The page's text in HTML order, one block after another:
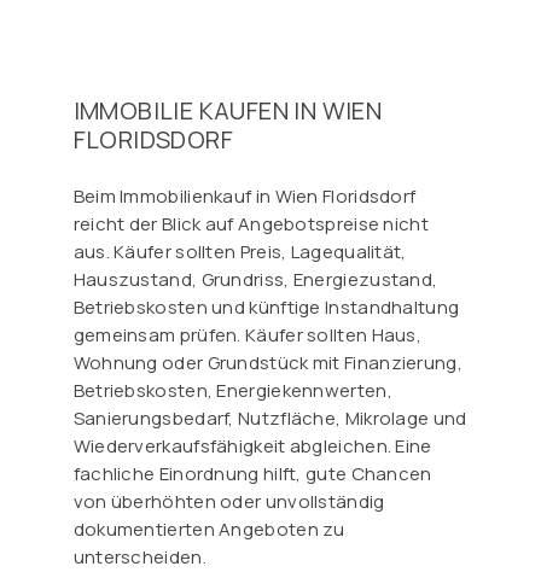
IMMOBILIE KAUFEN IN WIEN
FLORIDSDORF
Beim Immobilienkauf in Wien Floridsdorf
reicht der Blick auf Angebotspreise nicht
aus. Käufer sollten Preis, Lagequalität,
Hauszustand, Grundriss, Energiezustand,
Betriebskosten und künftige Instandhaltung
gemeinsam prüfen. Käufer sollten Haus,
Wohnung oder Grundstück mit Finanzierung,
Betriebskosten, Energiekennwerten,
Sanierungsbedarf, Nutzfläche, Mikrolage und
Wiederverkaufsfähigkeit abgleichen. Eine
fachliche Einordnung hilft, gute Chancen
von überhöhten oder unvollständig
dokumentierten Angeboten zu
unterscheiden.